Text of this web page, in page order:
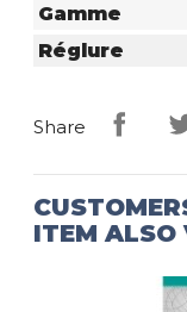
Gamme
Réglure
Share
ITEM ALSO